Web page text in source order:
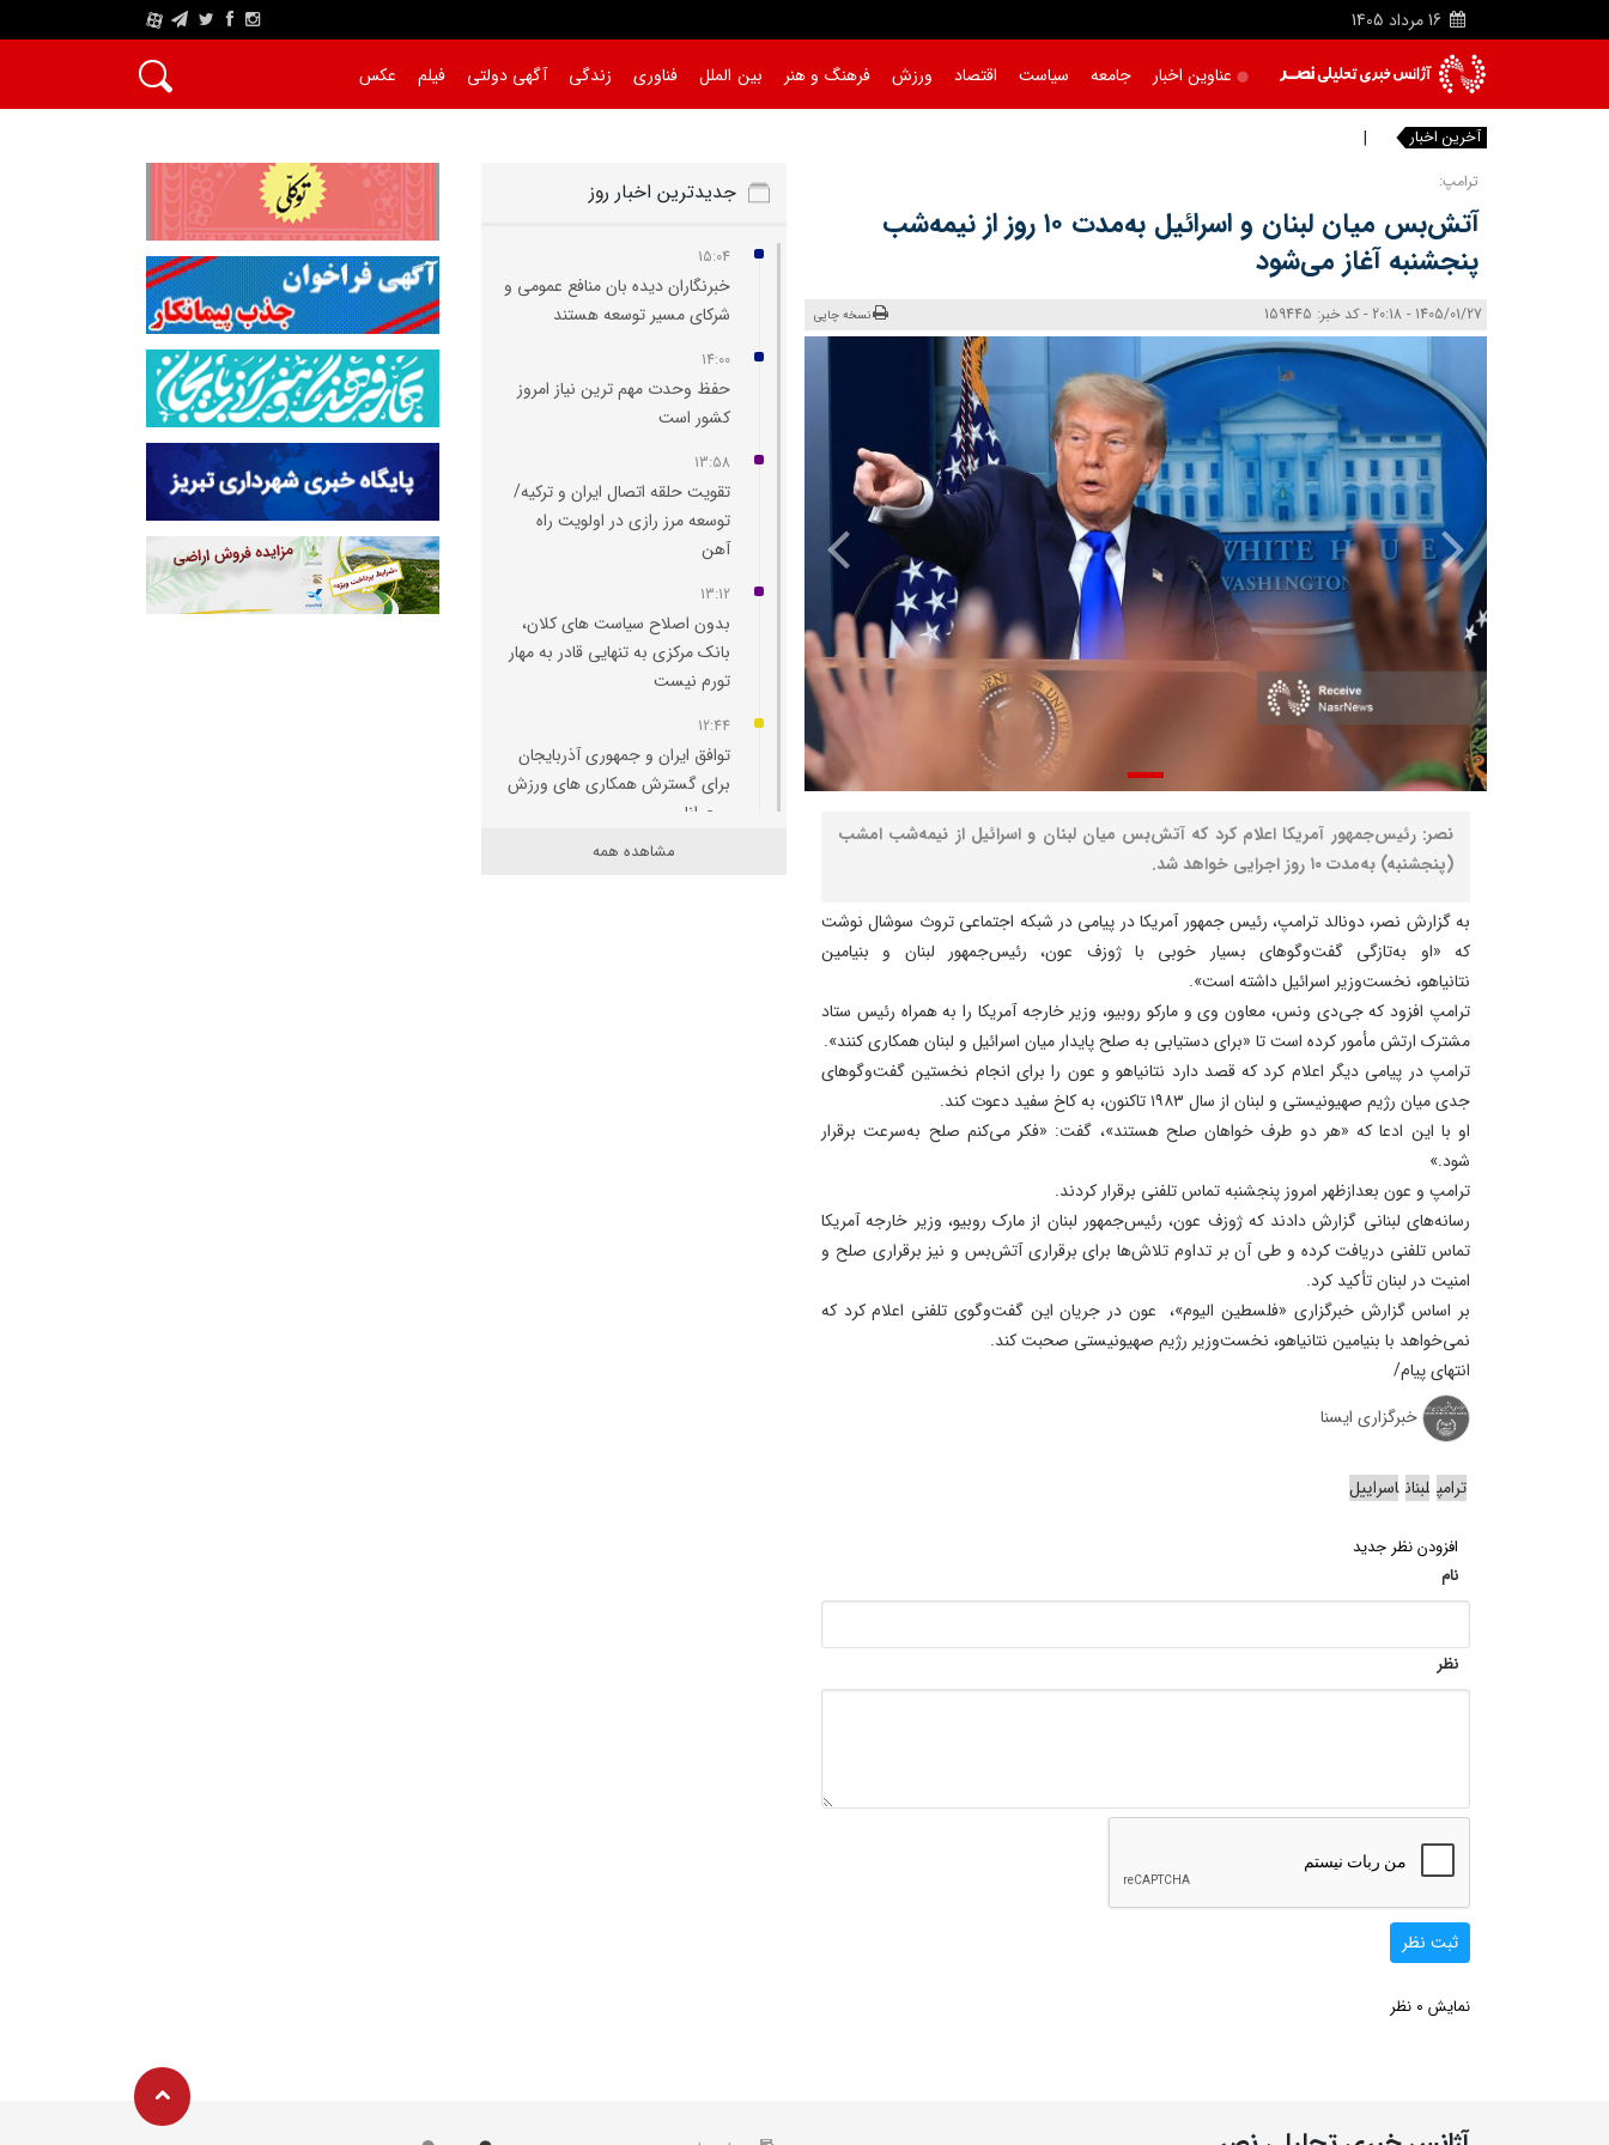
16 مرداد 1405
A
عناوین اخبار جامعه سیاست اقتصاد ورزش فرهنگ و هنر بین الملل فناوری زندگی آگهی دولتی فیلم عکس
آخرین اخبار خبرنگارا
ترامپ:
آتش‌بس میان لبنان و اسرائیل به‌مدت ۱۰ روز از نیمه‌شب
پنجشنبه آغاز می‌شود
1405/01/27 - 20:18 - کد خبر: 159445 نسخه چاپی
نصر: رئیس‌جمهور آمریکا اعلام کرد که آتش‌بس میان لبنان و اسرائیل از نیمه‌شب امشب
(پنجشنبه) به‌مدت ۱۰ روز اجرایی خواهد شد.
به گزارش نصر، دونالد ترامپ، رئیس جمهور آمریکا در پیامی در شبکه اجتماعی تروث سوشال نوشت
که «او به‌تازگی گفت‌وگوهای بسیار خوبی با ژوزف عون، رئیس‌جمهور لبنان و بنیامین
نتانیاهو، نخست‌وزیر اسرائیل داشته است».
ترامپ افزود که جی‌دی ونس، معاون وی و مارکو روبیو، وزیر خارجه آمریکا را به همراه رئیس ستاد
مشترک ارتش مأمور کرده است تا «برای دستیابی به صلح پایدار میان اسرائیل و لبنان همکاری کنند».
ترامپ در پیامی دیگر اعلام کرد که قصد دارد نتانیاهو و عون را برای انجام نخستین گفت‌وگوهای
جدی میان رژیم صهیونیستی و لبنان از سال ۱۹۸۳ تاکنون، به کاخ سفید دعوت کند.
او با این ادعا که «هر دو طرف خواهان صلح هستند»، گفت: «فکر می‌کنم صلح به‌سرعت برقرار
شود.»
ترامپ و عون بعدازظهر امروز پنجشنبه تماس تلفنی برقرار کردند.
رسانه‌های لبنانی گزارش دادند که ژوزف عون، رئیس‌جمهور لبنان از مارک روبیو، وزیر خارجه آمریکا
تماس تلفنی دریافت کرده و طی آن بر تداوم تلاش‌ها برای برقراری آتش‌بس و نیز برقراری صلح و
امنیت در لبنان تأکید کرد.
بر اساس گزارش خبرگزاری «فلسطین الیوم»، عون در جریان این گفت‌وگوی تلفنی اعلام کرد که
نمی‌خواهد با بنیامین نتانیاهو، نخست‌وزیر رژیم صهیونیستی صحبت کند.
انتهای پیام/
خبرگزاری ایسنا
ترامپ لبنان اسراییل
افزودن نظر جدید
نام
نظر
ثبت نظر
نمایش 0 نظر
جدیدترین اخبار روز
15:04
خبرنگاران دیده‌ بان منافع عمومی و
شرکای مسیر توسعه هستند
14:00
حفظ وحدت مهم‌ ترین نیاز امروز
کشور است
13:58
تقویت حلقه اتصال ایران و ترکیه/
توسعه مرز رازی در اولویت راه‌
آهن
13:12
بدون اصلاح سیاست‌ های کلان،
بانک مرکزی به تنهایی قادر به مهار
تورم نیست
12:44
توافق ایران و جمهوری آذربایجان
برای گسترش همکاری‌ های ورزش
و جوانان
مشاهده همه